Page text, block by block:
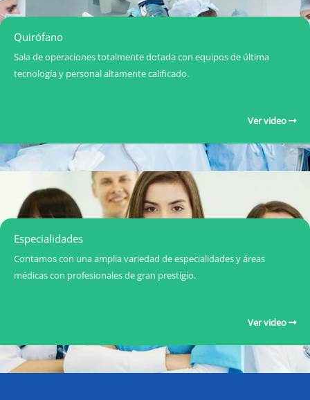
Quirófano
Sala de operaciones totalmente dotada con equipos de última
tecnología y personal altamente calificado.
Ver video
Especialidades
Contamos con una amplia variedad de especialidades y áreas
médicas con profesionales de gran prestigio.
Ver video